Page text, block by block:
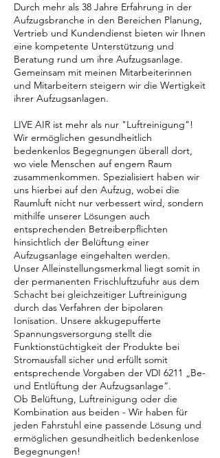
Durch mehr als 38 Jahre Erfahrung in der
Aufzugsbranche in den Bereichen Planung,
Vertrieb und Kundendienst bieten wir Ihnen
eine kompetente Unterstützung und
Beratung rund um ihre Aufzugsanlage.
Gemeinsam mit meinen Mitarbeiterinnen
und Mitarbeitern steigern wir die Wertigkeit
ihrer Aufzugsanlagen.
LIVE AIR ist mehr als nur "Luftreinigung"!
Wir ermöglichen gesundheitlich
bedenkenlos Begegnungen überall dort,
wo viele Menschen auf engem Raum
zusammenkommen. Spezialisiert haben wir
uns hierbei auf den Aufzug, wobei die
Raumluft nicht nur verbessert wird, sondern
mithilfe unserer Lösungen auch
entsprechenden Betreiberpflichten
hinsichtlich der Belüftung einer
Aufzugsanlage eingehalten werden.
Unser Alleinstellungsmerkmal liegt somit in
der permanenten Frischluftzufuhr aus dem
Schacht bei gleichzeitiger Luftreinigung
durch das Verfahren der bipolaren
Ionisation. Unsere akkugepufferte
Spannungsversorgung stellt die
Funktionstüchtigkeit der Produkte bei
Stromausfall sicher und erfüllt somit
entsprechende Vorgaben der VDI 6211 „Be-
und Entlüftung der Aufzugsanlage“.
Ob Belüftung, Luftreinigung oder die
Kombination aus beiden - Wir haben für
jeden Fahrstuhl eine passende Lösung und
ermöglichen gesundheitlich bedenkenlose
Begegnungen!